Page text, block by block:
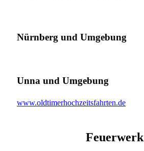
Nürnberg und Umgebung
Unna und Umgebung
www.oldtimerhochzeitsfahrten.de
Feuerwerk